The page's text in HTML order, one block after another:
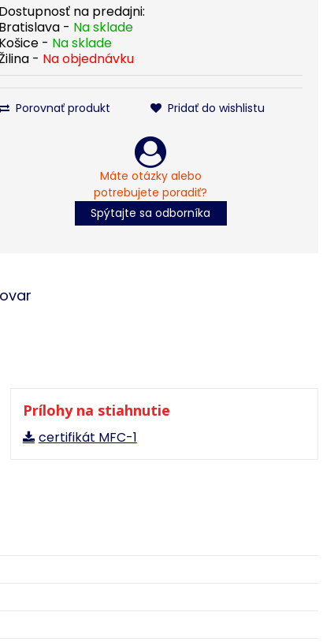
Dostupnosť na predajni:
Bratislava - Na sklade
Košice - Na sklade
- Na objednávku
Porovnať produkt Pridať do wishlistu
Máte otázky alebo
potrebujete poradiť?
Spýtajte sa odborníka
Prílohy na stiahnutie
certifikát MFC-1